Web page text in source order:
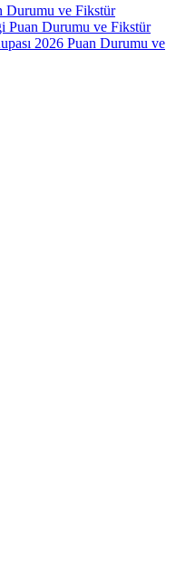
Durumu ve Fikstür
Puan Durumu ve Fikstür
2026 Puan Durumu ve